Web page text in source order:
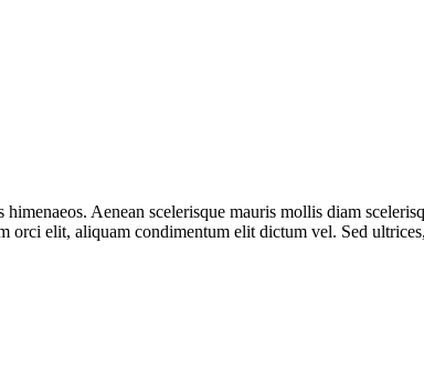
Aenean scelerisque mauris mollis diam
elit, aliquam condimentum elit dictum vel. Sed